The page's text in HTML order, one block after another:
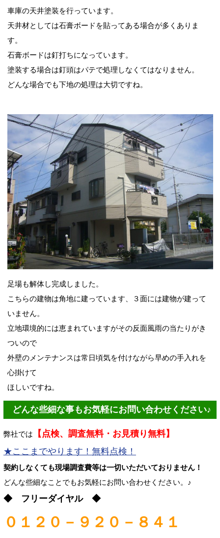
車庫の天井塗装を行っています。
天井材としては石膏ボードを貼ってある場合が多くありま
す。
石膏ボードは釘打ちになっています。
塗装する場合は釘頭はパテで処理しなくてはなりません。
どんな場合でも下地の処理は大切ですね。
足場も解体し完成しました。
こちらの建物は角地に建っています、３面には建物が建って
いません。
立地環境的には恵まれていますがその反面風雨の当たりがき
ついので
外壁のメンテナンスは常日頃気を付けながら早めの手入れを
心掛けて
ほしいですね。
どんな些細な事もお気軽にお問い合わせください♪
弊社では
【点検、調査無料・お見積り無料】
★ここまでやります！無料点検！
契約しなくても現場調査費等は一切いただいておりません！
どんな些細なことでもお気軽にお問い合わせください。♪
◆ フリーダイヤル ◆
０１２０－９２０－８４１